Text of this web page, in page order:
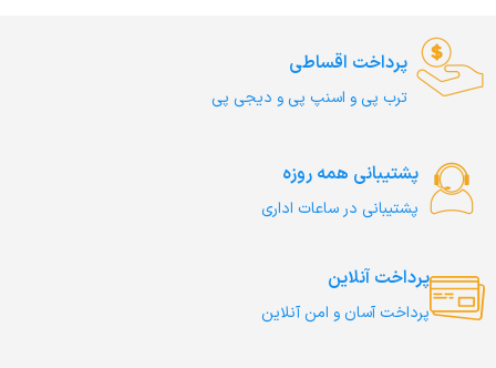
پرداخت اقساطی
ترب‌ پی و اسنپ پی و دیجی پی
پشتیبانی همه روزه
پشتیبانی در ساعات اداری
پرداخت آنلاین
پرداخت آسان و امن آنلاین